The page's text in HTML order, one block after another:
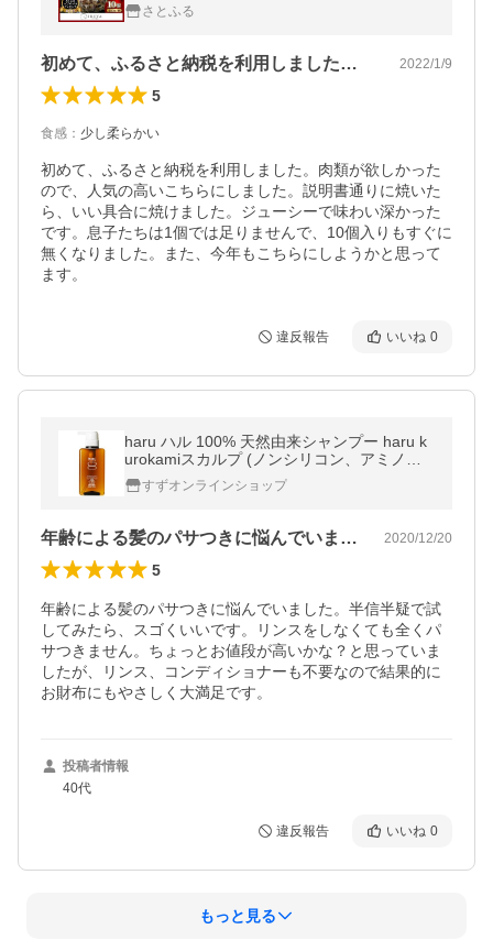
さとふる
初めて、ふるさと納税を利用しました。肉… 2022/1/9
5
食感 ： 少し柔らかい
初めて、ふるさと納税を利用しました。肉類が欲しかった
ので、人気の高いこちらにしました。説明書通りに焼いた
ら、いい具合に焼けました。ジューシーで味わい深かった
です。息子たちは1個では足りませんで、10個入りもすぐに
無くなりました。また、今年もこちらにしようかと思って
ます。
違反報告 いいね 0
haru ハル 100% 天然由来シャンプー haru k
urokamiスカルプ (ノンシリコン、アミノ酸
系)(リンス・コンディショナー不要) 柑橘系
400mL
すずオンラインショップ
年齢による髪のパサつきに悩んでいました… 2020/12/20
5
年齢による髪のパサつきに悩んでいました。半信半疑で試
してみたら、スゴくいいです。リンスをしなくても全くパ
サつきません。ちょっとお値段が高いかな？と思っていま
したが、リンス、コンディショナーも不要なので結果的に
お財布にもやさしく大満足です。
投稿者情報
40代
違反報告 いいね 0
もっと見る